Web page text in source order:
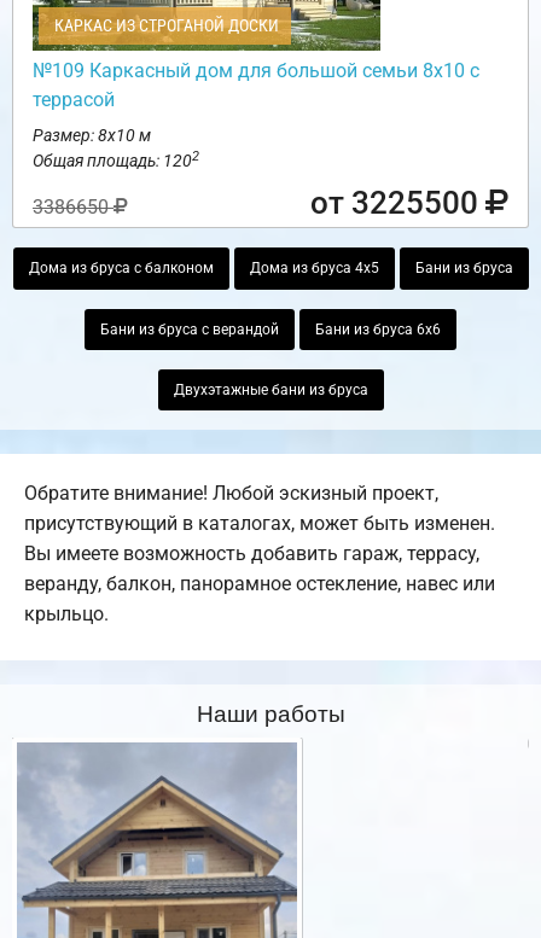
КАРКАС ИЗ СТРОГАНОЙ ДОСКИ
№109 Каркасный дом для большой семьи 8х10 с
террасой
Размер: 8х10 м
Общая площадь: 1202
3386650 от 3225500
Дома из бруса с балконом Дома из бруса 4х5 Бани из бруса
Бани из бруса с верандой Бани из бруса 6х6
Двухэтажные бани из бруса
Обратите внимание! Любой эскизный проект,
присутствующий в каталогах, может быть изменен.
Вы имеете возможность добавить гараж, террасу,
веранду, балкон, панорамное остекление, навес или
крыльцо.
Наши работы